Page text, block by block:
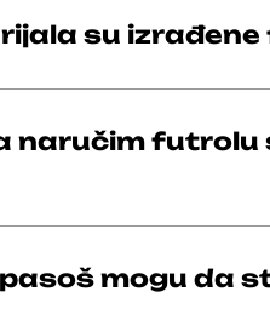
su
naručim futrolu
mogu da